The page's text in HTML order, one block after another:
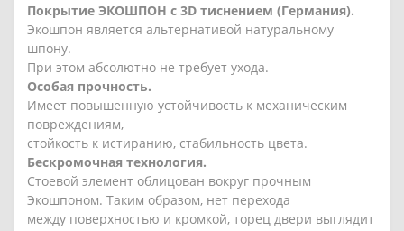
Покрытие ЭКОШПОН с 3D тиснением (Германия).
Экошпон является альтернативой натуральному
шпону.
При этом абсолютно не требует ухода.
Особая прочность.
Имеет повышенную устойчивость к механическим
повреждениям,
стойкость к истиранию, стабильность цвета.
Бескромочная технология.
Стоевой элемент облицован вокруг прочным
Экошпоном. Таким образом, нет перехода
между поверхностью и кромкой, торец двери выглядит